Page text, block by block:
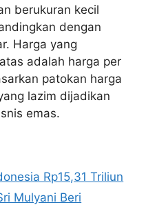
berukuran kecil
dengan
Harga yang
adalah harga per
patokan harga
lazim dijadikan
emas.
Rp15,31 Triliun
Mulyani Beri